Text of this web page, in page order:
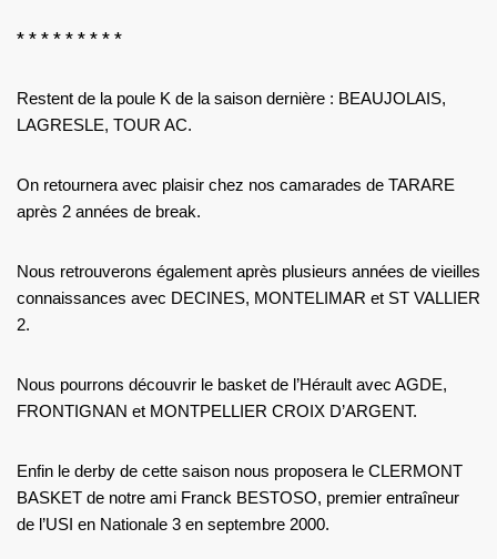
* * * * * * * * *
Restent de la poule K de la saison dernière : BEAUJOLAIS,
LAGRESLE, TOUR AC.
On retournera avec plaisir chez nos camarades de TARARE
après 2 années de break.
Nous retrouverons également après plusieurs années de vieilles
connaissances avec DECINES, MONTELIMAR et ST VALLIER
2.
Nous pourrons découvrir le basket de l’Hérault avec AGDE,
FRONTIGNAN et MONTPELLIER CROIX D’ARGENT.
Enfin le derby de cette saison nous proposera le CLERMONT
BASKET de notre ami Franck BESTOSO, premier entraîneur
de l’USI en Nationale 3 en septembre 2000.